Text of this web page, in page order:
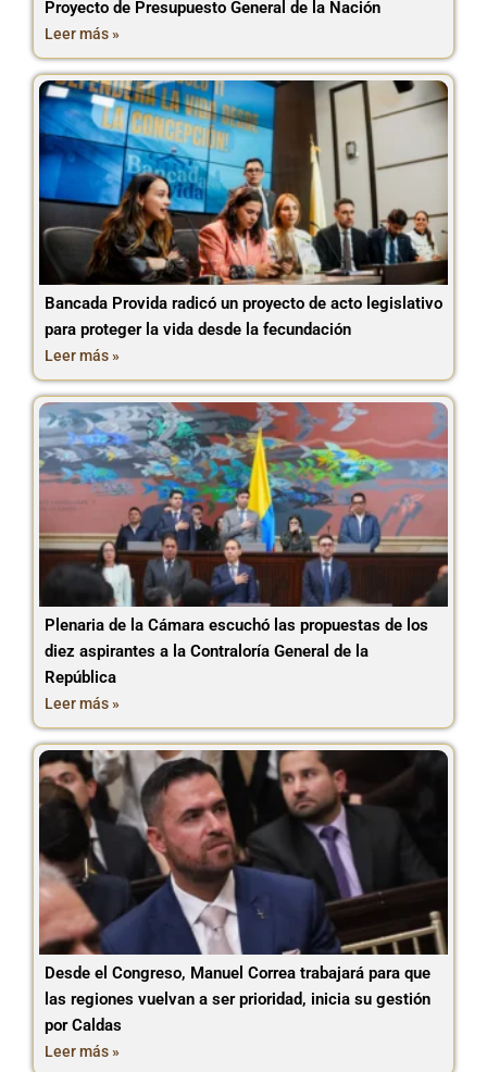
Proyecto de Presupuesto General de la Nación
Leer más »
Bancada Provida radicó un proyecto de acto legislativo
para proteger la vida desde la fecundación
Leer más »
Plenaria de la Cámara escuchó las propuestas de los
diez aspirantes a la Contraloría General de la
República
Leer más »
Desde el Congreso, Manuel Correa trabajará para que
las regiones vuelvan a ser prioridad, inicia su gestión
por Caldas
Leer más »